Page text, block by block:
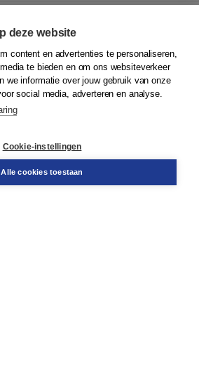
uitgevers
deze website
content en advertenties te personaliseren,
te bieden en om ons websiteverkeer
we informatie over jouw gebruik van onze
social media, adverteren en analyse.
Cookie-instellingen
Alle cookies toestaan